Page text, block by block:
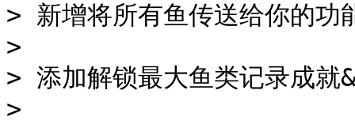
> 新增将所有鱼传送给你的
>
> 添加解锁最大鱼类记录成
>